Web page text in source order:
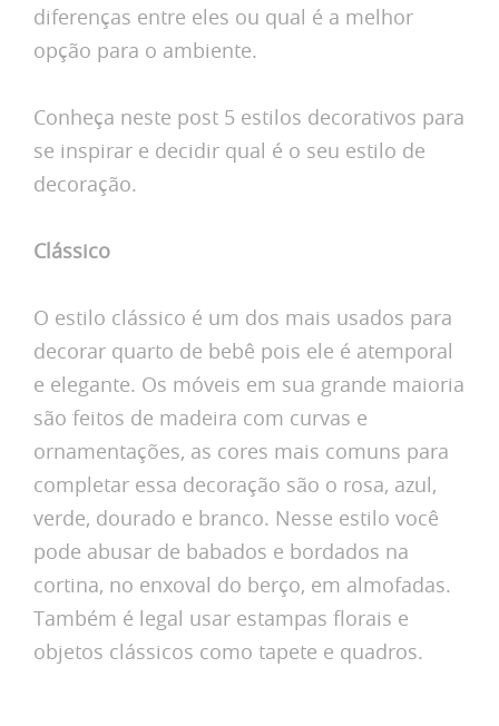
diferenças entre eles ou qual é a melhor
opção para o ambiente.
Conheça neste post 5 estilos decorativos para
se inspirar e decidir qual é o seu estilo de
decoração.
Clássico
O estilo clássico é um dos mais usados para
decorar quarto de bebê pois ele é atemporal
e elegante. Os móveis em sua grande maioria
são feitos de madeira com curvas e
ornamentações, as cores mais comuns para
completar essa decoração são o rosa, azul,
verde, dourado e branco. Nesse estilo você
pode abusar de babados e bordados na
cortina, no enxoval do berço, em almofadas.
Também é legal usar estampas florais e
objetos clássicos como tapete e quadros.